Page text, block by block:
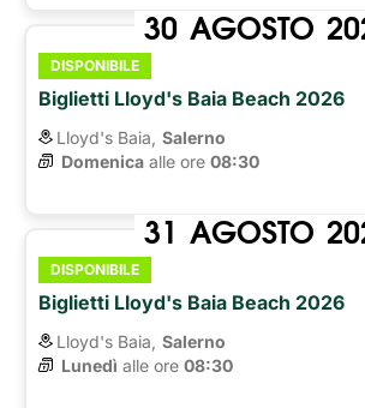
30 AGOSTO
DISPONIBILE
Biglietti Lloyd's Baia Beach 2026
Lloyd's Baia, Salerno
Domenica alle ore 08:30
31 AGOSTO
DISPONIBILE
Biglietti Lloyd's Baia Beach 2026
Lloyd's Baia, Salerno
Lunedì alle ore 08:30